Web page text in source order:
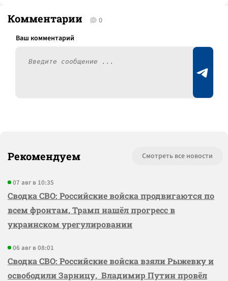
Комментарии 0
Рекомендуем Смотреть все новости
07 авг в 10:35
Сводка СВО: Российские войска продвигаются по
всем фронтам, Трамп нашёл прогресс в
украинском урегулировании
06 авг в 08:01
Сводка СВО: Российские войска взяли Рыжевку и
освободили Зарницу, Владимир Путин провёл